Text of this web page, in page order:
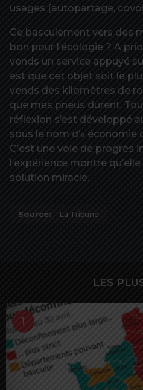
usages (autopartage,
Ce basculement vers des
bon pour l’écologie ? A
vends un service appuyé
est que cet objet soit le
vends des kilomètres de
que mes pneus durent.
réflexion s’est développé
sous le nom d’« économie
C’est une voie de progrès
l’expérience montre
solution miracle.
Source: La Tribune
LES
1